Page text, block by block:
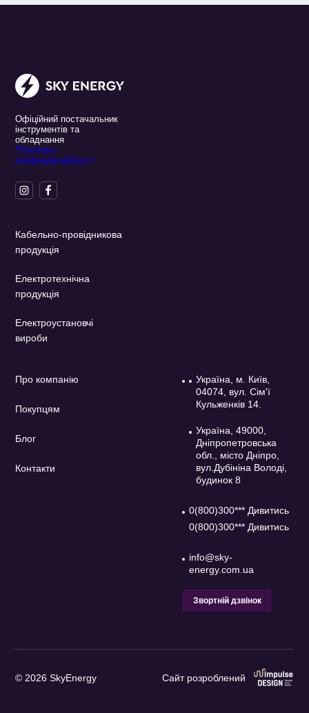
Офіційний постачальник
інструментів та
обладнання
*Політика
конфенденційності
Кабельно-провідникова
продукція
Електротехнічна
продукція
Електроустановчі
вироби
Про компанію
Покупцям
Блог
Контакти
Україна, м. Київ,
04074, вул. Сім'ї
Кульженків 14.
Україна, 49000,
Дніпропетровська
обл., місто Дніпро,
вул.Дубініна Володі,
будинок 8
0(800)300*** Дивитись
0(800)300*** Дивитись
info@sky-
energy.com.ua
Звортній дзвінок
© 2026 SkyEnergy Сайт розроблений